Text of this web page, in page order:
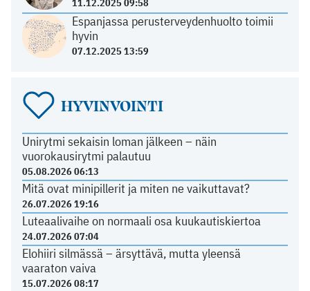
11.12.2025 09:58
Espanjassa perusterveydenhuolto toimii
hyvin
07.12.2025 13:59
HYVINVOINTI
Unirytmi sekaisin loman jälkeen – näin
vuorokausirytmi palautuu
05.08.2026 06:13
Mitä ovat minipillerit ja miten ne vaikuttavat?
26.07.2026 19:16
Luteaalivaihe on normaali osa kuukautiskiertoa
24.07.2026 07:04
Elohiiri silmässä – ärsyttävä, mutta yleensä
vaaraton vaiva
15.07.2026 08:17